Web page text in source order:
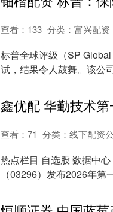
查看： 133 分类： 富兴配资
标普全球评级（SP
试，结果令人鼓舞。该公
查看： 71 分类： 线下配资
热点栏目 自选股 数据中
（03296）发布2026年